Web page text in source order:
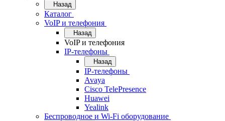
Назад
Каталог
VoIP и телефония
Назад
VoIP и телефония
IP-телефоны
Назад
IP-телефоны
Avaya
Cisco TelePresence
Huawei
Yealink
Беспроводное и Wi-Fi оборудование